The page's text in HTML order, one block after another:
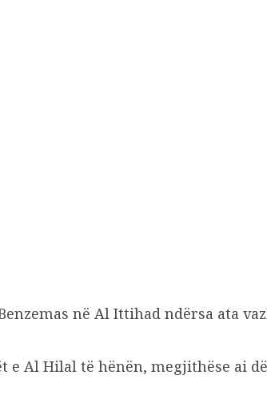
në Al Ittihad ndërsa ata
Al Hilal të hënën, megjithëse ai